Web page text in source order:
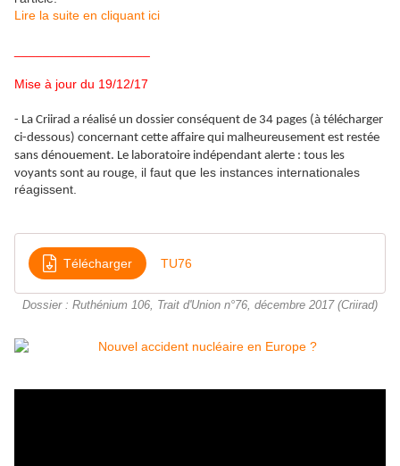
Lire la suite en cliquant ici
Mise à jour du 19/12/17
- La Criirad a réalisé un dossier conséquent de 34 pages (à télécharger
ci-dessous) concernant cette affaire qui malheureusement est restée
sans dénouement. Le laboratoire indépendant alerte : tous les
voyants sont au rouge, il faut que les instances internationales
réagissent.
Télécharger TU76
Dossier : Ruthénium 106, Trait d'Union n°76, décembre 2017 (Criirad)